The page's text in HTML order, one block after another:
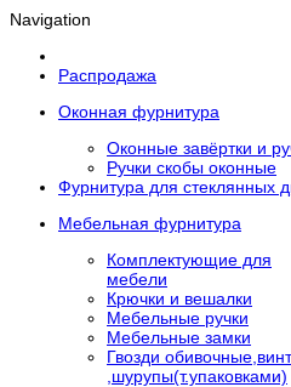
Navigation
Распродажа
Оконная фурнитура
Оконные завёртки и
Ручки скобы оконные
Фурнитура для стеклянных
Мебельная фурнитура
Комплектующие для
мебели
Крючки и вешалки
Мебельные ручки
Мебельные замки
Гвозди
,шурупы(т.упаковками)